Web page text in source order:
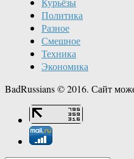
Политика
Разное
Смешное
Техника
Экономика
BadRussians © 2016. Сайт